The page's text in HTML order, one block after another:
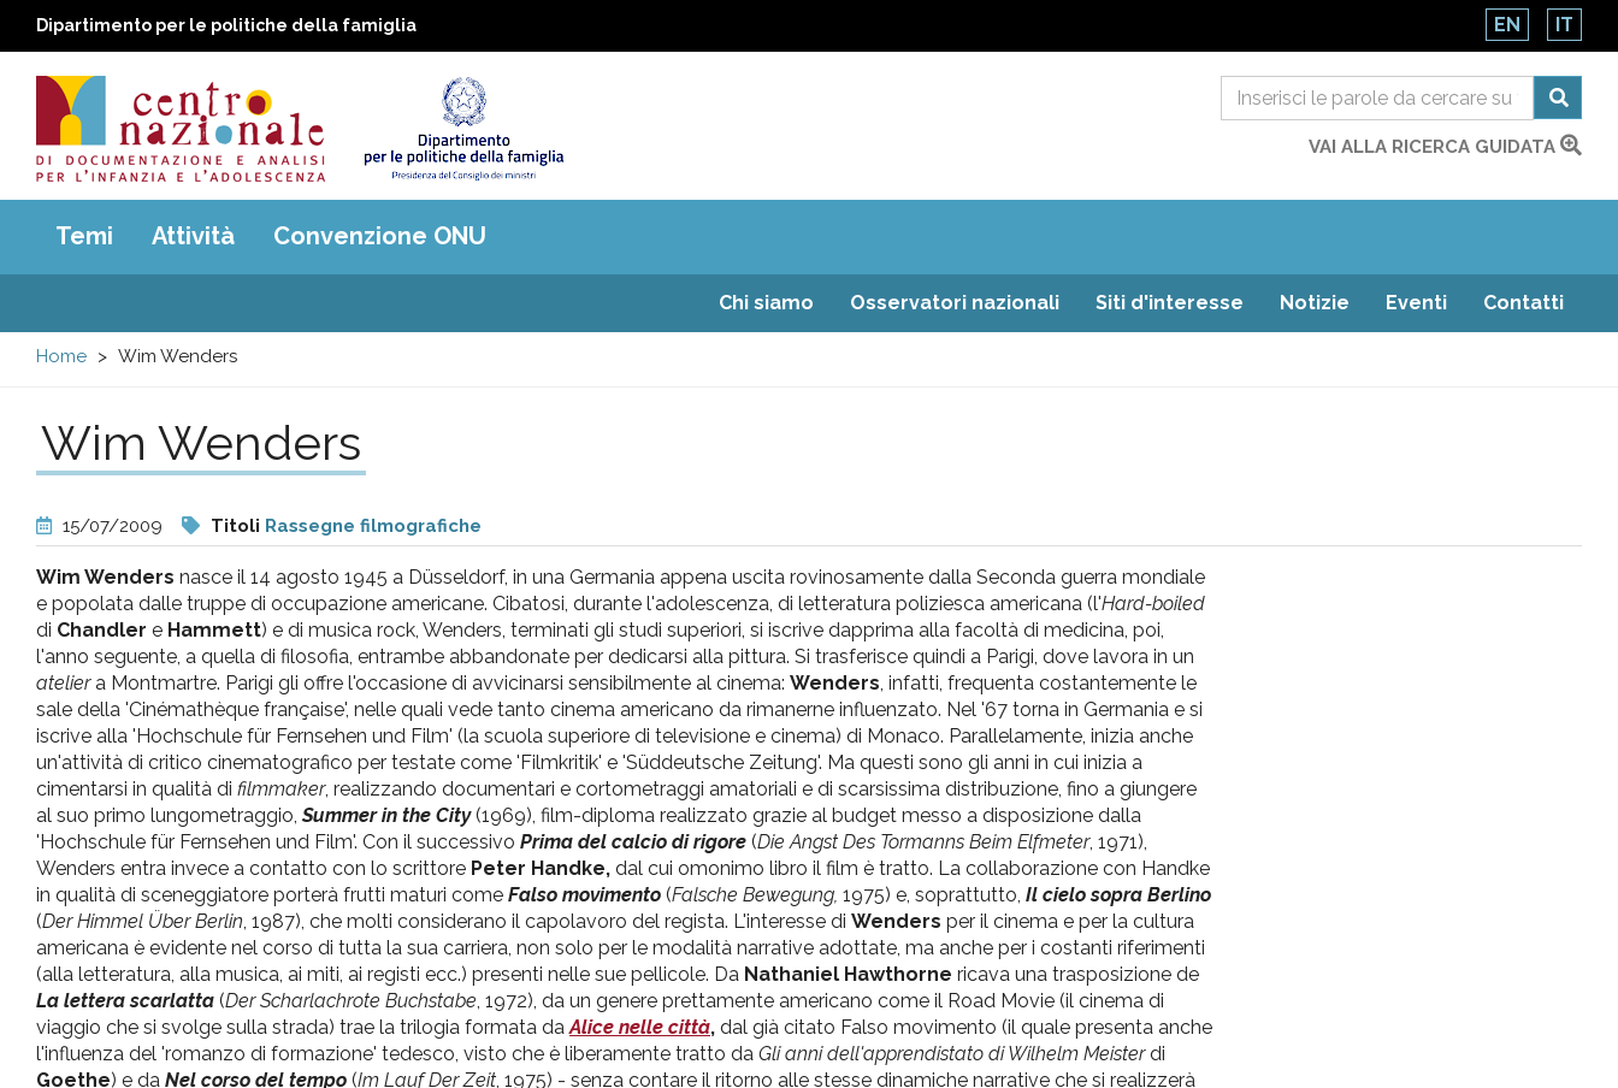
Dipartimento per le politiche della famiglia EN IT
Centro
nazionale
di
e
analisi
pr
l'infanzia
e
l'adolescenza
VAI ALLA RICERCA GUIDATA
Main
menu
Temi Attività Convenzione ONU
Chi siamo Osservatori nazionali Siti d'interesse Notizie Eventi Contatti
Home Wim Wenders
Wim Wenders
15/07/2009 Titoli Rassegne filmografiche
Wim Wenders nasce il 14 agosto 1945 a Düsseldorf, in una Germania appena uscita rovinosamente dalla Seconda guerra mondiale
e popolata dalle truppe di occupazione americane. Cibatosi, durante l'adolescenza, di letteratura poliziesca americana (l'Hard-boiled
di Chandler e Hammett) e di musica rock, Wenders, terminati gli studi superiori, si iscrive dapprima alla facoltà di medicina, poi,
l'anno seguente, a quella di filosofia, entrambe abbandonate per dedicarsi alla pittura. Si trasferisce quindi a Parigi, dove lavora in un
ateliera Montmartre. Parigi gli offre l'occasione di avvicinarsi sensibilmente al cinema: Wenders , infatti, frequenta costantemente le
sale della 'Cinémathèque française', nelle quali vede tanto cinema americano da rimanerne influenzato. Nel '67 torna in Germania e si
iscrive alla 'Hochschule für Fernsehen und Film' (la scuola superiore di televisione e cinema) di Monaco. Parallelamente, inizia anche
un'attività di critico cinematografico per testate come 'Filmkritik' e 'Süddeutsche Zeitung'. Ma questi sono gli anni in cui inizia a
cimentarsi in qualità di filmmaker, realizzando documentari e cortometraggi amatoriali e di scarsissima distribuzione, fino a giungere
al suo primo lungometraggio,Summer in the City(1969), film-diploma realizzato grazie al budget messo a disposizione dalla
'Hochschule für Fernsehen und Film'. Con il successivo Prima del calcio di rigore (Die Angst Des Tormanns Beim Elfmeter, 1971),
Wenders entra invece a contatto con lo scrittore Peter Handke, dal cui omonimo libro il film è tratto. La collaborazione con Handke
in qualità di sceneggiatore porterà frutti maturi come Falso movimento (Falsche Bewegung, 1975) e, soprattutto, Il cielo sopra Berlino
(Der Himmel Über Berlin , 1987), che molti considerano il capolavoro del regista. L'interesse di Wenders per il cinema e per la cultura
americana è evidente nel corso di tutta la sua carriera, non solo per le modalità narrative adottate, ma anche per i costanti riferimenti
(alla letteratura, alla musica, ai miti, ai registi ecc.) presenti nelle sue pellicole. Da Nathaniel Hawthorne ricava una trasposizione de
La lettera scarlatta (Der Scharlachrote Buchstabe , 1972), da un genere prettamente americano come il Road Movie (il cinema di
viaggio che si svolge sulla strada) trae la trilogia formata da Alice nelle città, dal già citato Falso movimento (il quale presenta anche
l'influenza del 'romanzo di formazione' tedesco, visto che è liberamente tratto da Gli anni dell'apprendistato di Wilhelm Meisterdi
Goethe) e da Nel corso del tempo (Im Lauf Der Zeit , 1975) - senza contare il ritorno alle stesse dinamiche narrative che si realizzerà